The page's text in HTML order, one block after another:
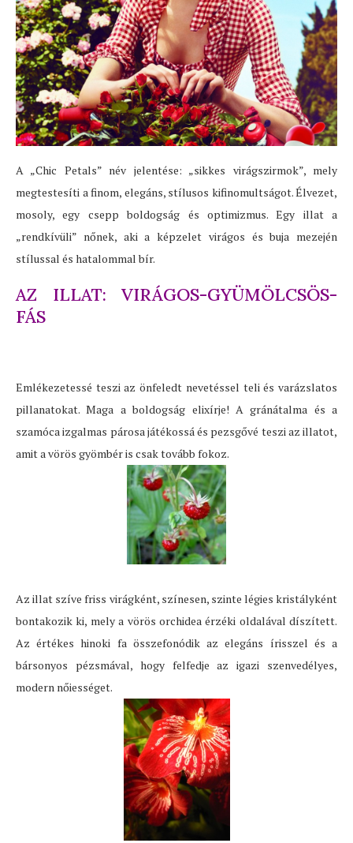
A „Chic Petals” név jelentése: „sikkes virágszirmok”, mely
megtestesíti a finom, elegáns, stílusos kifinomultságot. Élvezet,
mosoly, egy csepp boldogság és optimizmus. Egy illat a
„rendkívüli” nőnek, aki a képzelet virágos és buja mezején
stílussal és hatalommal bír.
AZ ILLAT: VIRÁGOS-GYÜMÖLCSÖS-
FÁS
Emlékezetessé teszi az önfeledt nevetéssel teli és varázslatos
pillanatokat. Maga a boldogság elixírje! A gránátalma és a
szamóca izgalmas párosa játékossá és pezsgővé teszi az illatot,
amit a vörös gyömbér is csak tovább fokoz.
Az illat szíve friss virágként, színesen, szinte légies kristályként
bontakozik ki, mely a vörös orchidea érzéki oldalával díszített.
Az értékes hinoki fa összefonódik az elegáns írisszel és a
bársonyos pézsmával, hogy felfedje az igazi szenvedélyes,
modern nőiességet.